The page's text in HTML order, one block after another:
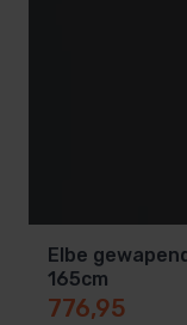
Elbe
165cm
776,95